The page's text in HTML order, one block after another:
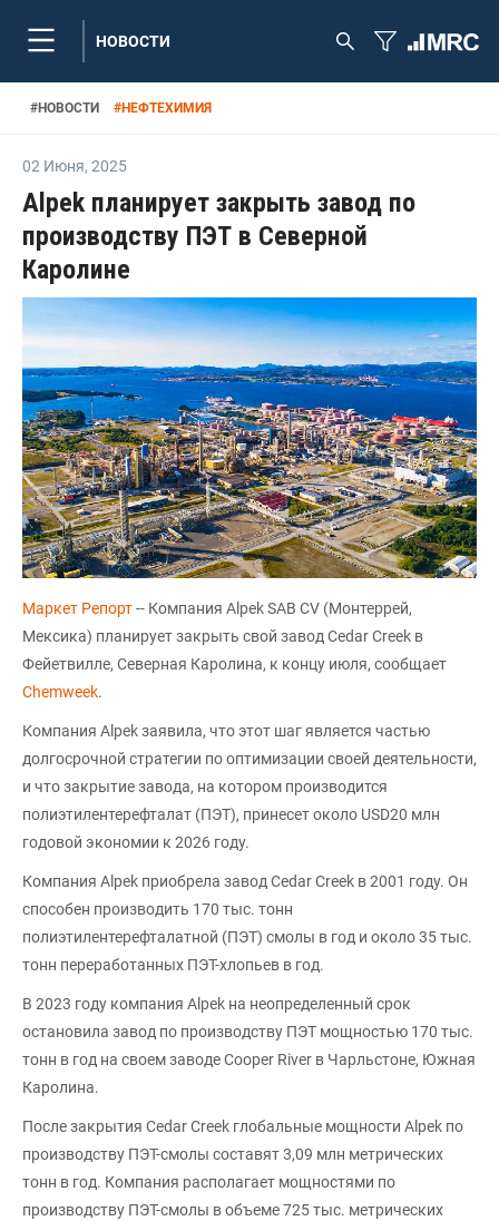
НОВОСТИ
#НОВОСТИ #НЕФТЕХИМИЯ
02 Июня, 2025
Alpek планирует закрыть завод по
производству ПЭТ в Северной
Каролине
Маркет Репорт-- Компания Alpek SAB CV (Монтеррей,
Мексика) планирует закрыть свой завод Cedar Creek в
Фейетвилле, Северная Каролина, к концу июля, сообщает
Chemweek.
Компания Alpek заявила, что этот шаг является частью
долгосрочной стратегии по оптимизации своей деятельности,
и что закрытие завода, на котором производится
полиэтилентерефталат (ПЭТ), принесет около USD20 млн
годовой экономии к 2026 году.
Компания Alpek приобрела завод Cedar Creek в 2001 году. Он
способен производить 170 тыс. тонн
полиэтилентерефталатной (ПЭТ) смолы в год и около 35 тыс.
тонн переработанных ПЭТ-хлопьев в год.
В 2023 году компания Alpek на неопределенный срок
остановила завод по производству ПЭТ мощностью 170 тыс.
тонн в год на своем заводе Cooper River в Чарльстоне, Южная
Каролина.
После закрытия Cedar Creek глобальные мощности Alpek по
производству ПЭТ-смолы составят 3,09 млн метрических
тонн в год. Компания располагает мощностями по
производству ПЭТ-смолы в объеме 725 тыс. метрических